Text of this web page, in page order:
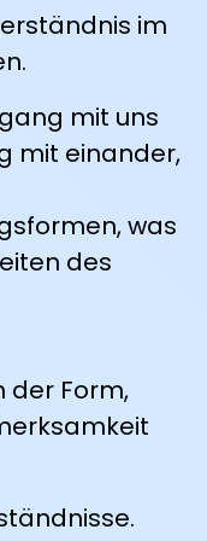
im
mit uns
mit­ einander,
was
des
der Form,